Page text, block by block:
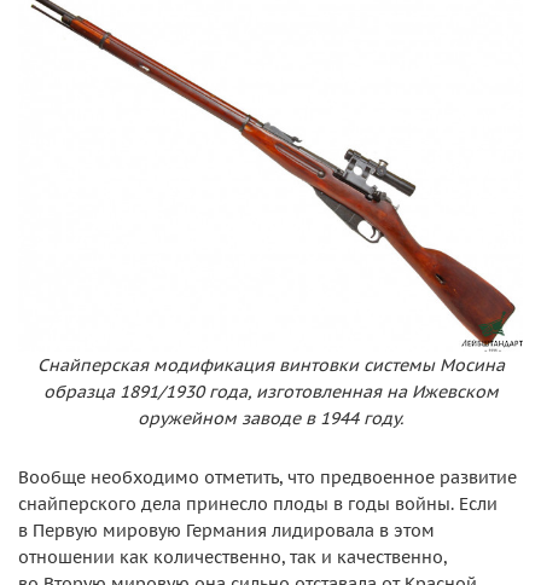
Снайперская модификация винтовки системы Мосина
образца 1891/1930 года, изготовленная на Ижевском
оружейном заводе в 1944 году.
Вообще необходимо отметить, что предвоенное развитие
снайперского дела принесло плоды в годы войны. Если
в Первую мировую Германия лидировала в этом
отношении как количественно, так и качественно,